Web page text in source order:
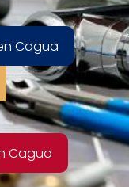
Cagua
Cagua